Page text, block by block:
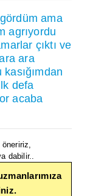
ama
agrıyordu
çıktı ve
ara
defa
acaba
dabilir..